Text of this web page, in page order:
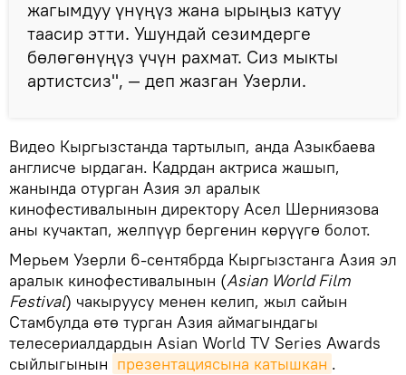
жагымдуу үнүңүз жана ырыңыз катуу
таасир этти. Ушундай сезимдерге
бөлөгөнүңүз үчүн рахмат. Сиз мыкты
артистсиз", — деп жазган Узерли.
Видео Кыргызстанда тартылып, анда Азыкбаева
англисче ырдаган. Кадрдан актриса жашып,
жанында отурган Азия эл аралык
кинофестивалынын директору Асел Шерниязова
аны кучактап, желпүүр бергенин көрүүгө болот.
Мерьем Узерли 6-сентябрда Кыргызстанга Азия эл
аралык кинофестивалынын (Asian World Film
Festival) чакыруусу менен келип, жыл сайын
Стамбулда өтө турган Азия аймагындагы
телесериалдардын Asian World TV Series Awards
сыйлыгынын презентациясына катышкан .